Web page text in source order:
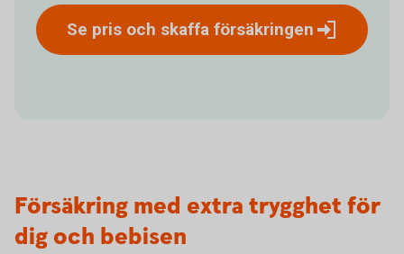
Se pris och skaffa försäkringen
Försäkring med extra trygghet för
dig och bebisen